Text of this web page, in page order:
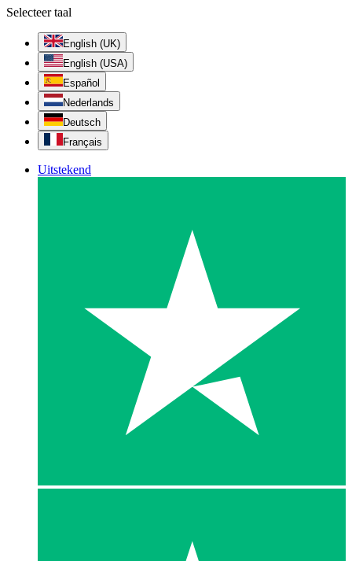
Selecteer taal
English (UK)
English (USA)
Español
Nederlands
Deutsch
Français
Uitstekend